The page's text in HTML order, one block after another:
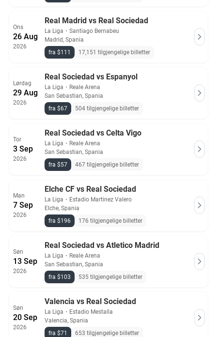
Ons
26 Aug
2026
Real Madrid vs Real Sociedad
La Liga ・ Santiago Bernabeu
Madrid, Spania
fra $111
17,151 tilgjengelige billetter
Lørdag
29 Aug
2026
Real Sociedad vs Espanyol
La Liga ・ Reale Arena
San Sebastian, Spania
fra $67
504 tilgjengelige billetter
Tor
3 Sep
2026
Real Sociedad vs Celta Vigo
La Liga ・ Reale Arena
San Sebastian, Spania
fra $57
467 tilgjengelige billetter
Man
7 Sep
2026
Elche CF vs Real Sociedad
La Liga ・ Estadio Martinez Valero
Elche, Spania
fra $196
176 tilgjengelige billetter
Søn
13 Sep
2026
Real Sociedad vs Atletico Madrid
La Liga ・ Reale Arena
San Sebastian, Spania
fra $103
535 tilgjengelige billetter
Søn
20 Sep
2026
Valencia vs Real Sociedad
La Liga ・ Estadio Mestalla
Valencia, Spania
fra $71
653 tilgjengelige billetter